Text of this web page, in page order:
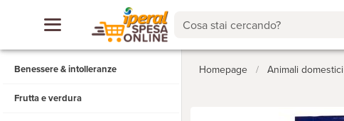
Cosa stai cercando?
Benessere & intolleranze
Frutta e verdura
Homepage / Animali domestici